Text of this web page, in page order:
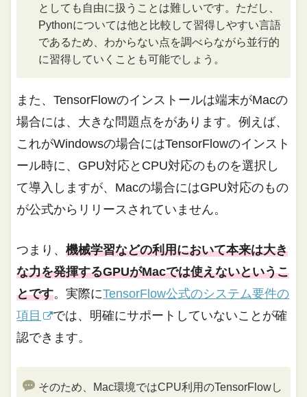
としても自由に扱うことは難しいです。ただし、
Pythonについては他と比較して習得しやすい言語
であるため、わからない点を調べらながら並行的
に習得していくことも可能でしょう。
また、TensorFlowのインストールは端末がMacの
場合には、大きな問題点をがあります。例えば、
これがWindowsの場合にはTensorFlowのインスト
ール時に、GPU対応とCPU対応のものを選択し
て導入しますが、Macの場合にはGPU対応のもの
が公式からリリースされていません。
つまり、機械学習などの利用において本来は大き
な力を発揮するGPUがMacでは使えないというこ
とです。実際にTensorFlow公式のシステム要件の
項目
では、明確にサポートしていないことが確
認できます。
そのため、Mac環境ではCPU利用のTensorFlowし